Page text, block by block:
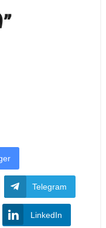
Telegram
LinkedIn